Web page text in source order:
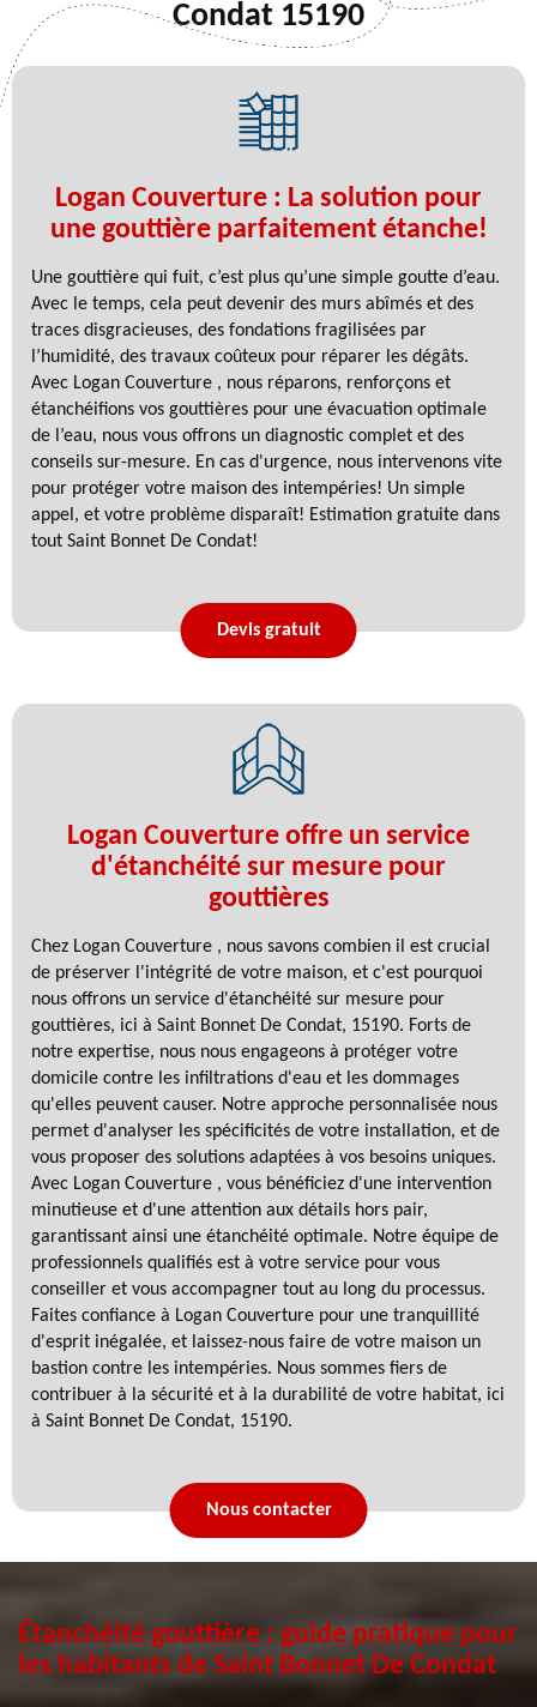
Condat 15190
Logan Couverture : La solution pour
une gouttière parfaitement étanche!
Une gouttière qui fuit, c’est plus qu’une simple goutte d’eau.
Avec le temps, cela peut devenir des murs abîmés et des
traces disgracieuses, des fondations fragilisées par
l’humidité, des travaux coûteux pour réparer les dégâts.
Avec Logan Couverture , nous réparons, renforçons et
étanchéifions vos gouttières pour une évacuation optimale
de l’eau, nous vous offrons un diagnostic complet et des
conseils sur-mesure. En cas d'urgence, nous intervenons vite
pour protéger votre maison des intempéries! Un simple
appel, et votre problème disparaît! Estimation gratuite dans
tout Saint Bonnet De Condat!
Devis gratuit
Logan Couverture offre un service
d'étanchéité sur mesure pour
gouttières
Chez Logan Couverture , nous savons combien il est crucial
de préserver l'intégrité de votre maison, et c'est pourquoi
nous offrons un service d'étanchéité sur mesure pour
gouttières, ici à Saint Bonnet De Condat, 15190. Forts de
notre expertise, nous nous engageons à protéger votre
domicile contre les infiltrations d'eau et les dommages
qu'elles peuvent causer. Notre approche personnalisée nous
permet d'analyser les spécificités de votre installation, et de
vous proposer des solutions adaptées à vos besoins uniques.
Avec Logan Couverture , vous bénéficiez d'une intervention
minutieuse et d'une attention aux détails hors pair,
garantissant ainsi une étanchéité optimale. Notre équipe de
professionnels qualifiés est à votre service pour vous
conseiller et vous accompagner tout au long du processus.
Faites confiance à Logan Couverture pour une tranquillité
d'esprit inégalée, et laissez-nous faire de votre maison un
bastion contre les intempéries. Nous sommes fiers de
contribuer à la sécurité et à la durabilité de votre habitat, ici
à Saint Bonnet De Condat, 15190.
Nous contacter
Étanchéité gouttière : guide pratique pour
les habitants de Saint Bonnet De Condat